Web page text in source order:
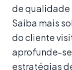
de qualidade
Saiba mais
do cliente
aprofunde-se
estratégias